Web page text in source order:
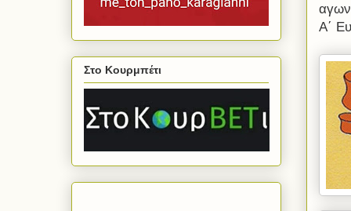
Α΄
Στο Κουρμπέτι